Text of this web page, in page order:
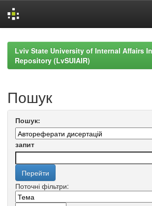
navigationLviv State University of Internal Affairs
Repository (LvSUIAIR)
Пошук
Пошук:
запит
Поточні фільтри: